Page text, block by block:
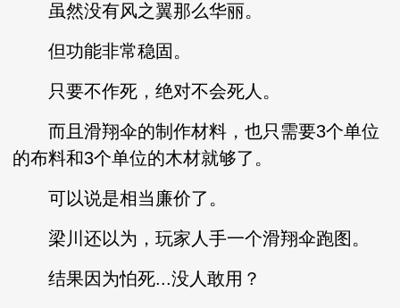
虽然没有风之翼那么华丽。
但功能非常稳固。
只要不作死，绝对不会死人。
而且滑翔伞的制作材料，也只需要3个单位
的布料和3个单位的木材就够了。
可以说是相当廉价了。
梁川还以为，玩家人手一个滑翔伞跑图。
结果因为怕死...没人敢用？